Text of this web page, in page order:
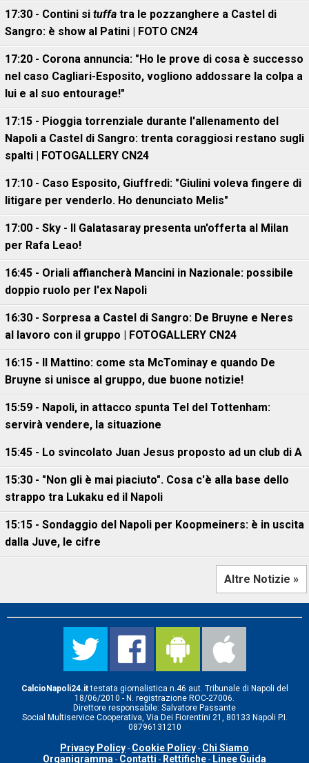
17:30 - Contini si tuffa tra le pozzanghere a Castel di
Sangro: è show al Patini | FOTO CN24
17:20 - Corona annuncia: "Ho le prove di cosa è successo
nel caso Cagliari-Esposito, vogliono addossare la colpa a
lui e al suo entourage!"
17:15 - Pioggia torrenziale durante l'allenamento del
Napoli a Castel di Sangro: trenta coraggiosi restano sugli
spalti | FOTOGALLERY CN24
17:10 - Caso Esposito, Giuffredi: "Giulini voleva fingere di
litigare per venderlo. Ho denunciato Melis"
17:00 - Sky - Il Galatasaray presenta un'offerta al Milan
per Rafa Leao!
16:45 - Oriali affiancherà Mancini in Nazionale: possibile
doppio ruolo per l'ex Napoli
16:30 - Sorpresa a Castel di Sangro: De Bruyne e Neres
al lavoro con il gruppo | FOTOGALLERY CN24
16:15 - Il Mattino: come sta McTominay e quando De
Bruyne si unisce al gruppo, due buone notizie!
15:59 - Napoli, in attacco spunta Tel del Tottenham:
servirà vendere, la situazione
15:45 - Lo svincolato Juan Jesus proposto ad un club di A
15:30 - "Non gli è mai piaciuto". Cosa c'è alla base dello
strappo tra Lukaku ed il Napoli
15:15 - Sondaggio del Napoli per Koopmeiners: è in uscita
dalla Juve, le cifre
Altre Notizie »
CalcioNapoli24.ittestata giornalistica n.46 aut. Tribunale di Napoli del
18/06/2010 - N. registrazione ROC-27006.
Direttore responsabile: Salvatore Passante
Social Multiservice Cooperativa, Via Dei Fiorentini 21, 80133 Napoli P.I.
08796131210
Privacy Policy - Cookie Policy - Chi Siamo
Organigramma - Contatti - Rettifiche - Linee Guida